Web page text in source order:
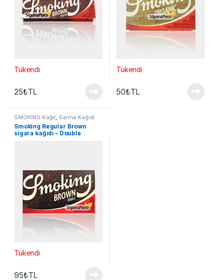
Tükendi
25₺TL
Tükendi
50₺TL
SMOKING Kağıt, Sarma Kağıdı
Smoking Regular Brown
sigara kağıdı – Double
Tükendi
95₺TL